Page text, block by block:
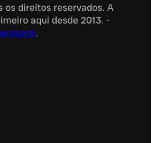
os direitos reservados. A
aqui desde 2013. -
.